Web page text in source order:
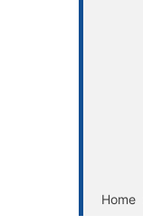
Home